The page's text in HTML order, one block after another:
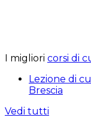
I migliori corsi di
Lezione di
Brescia
Vedi tutti